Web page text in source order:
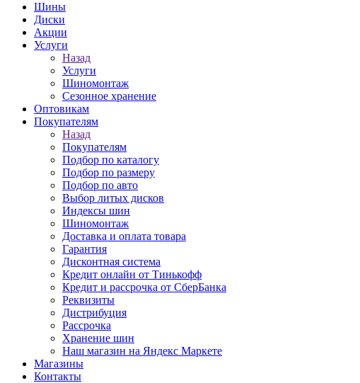
Шины
Диски
Акции
Услуги
Назад
Услуги
Шиномонтаж
Сезонное хранение
Оптовикам
Покупателям
Назад
Покупателям
Подбор по каталогу
Подбор по размеру
Подбор по авто
Выбор литых дисков
Индексы шин
Шиномонтаж
Доставка и оплата товара
Гарантия
Дисконтная система
Кредит онлайн от Тинькофф
Кредит и рассрочка от СберБанка
Реквизиты
Дистрибуция
Рассрочка
Хранение шин
Наш магазин на Яндекс Маркете
Магазины
Контакты